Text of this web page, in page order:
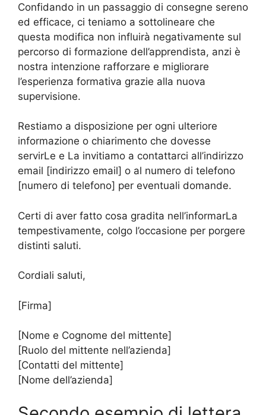
Confidando in un passaggio di consegne sereno
ed efficace, ci teniamo a sottolineare che
questa modifica non influirà negativamente sul
percorso di formazione dell’apprendista, anzi è
nostra intenzione rafforzare e migliorare
l’esperienza formativa grazie alla nuova
supervisione.
Restiamo a disposizione per ogni ulteriore
informazione o chiarimento che dovesse
servirLe e La invitiamo a contattarci all’indirizzo
email [indirizzo email] o al numero di telefono
[numero di telefono] per eventuali domande.
Certi di aver fatto cosa gradita nell’informarLa
tempestivamente, colgo l’occasione per porgere
distinti saluti.
Cordiali saluti,
[Firma]
[Nome e Cognome del mittente]
[Ruolo del mittente nell’azienda]
[Contatti del mittente]
[Nome dell’azienda]